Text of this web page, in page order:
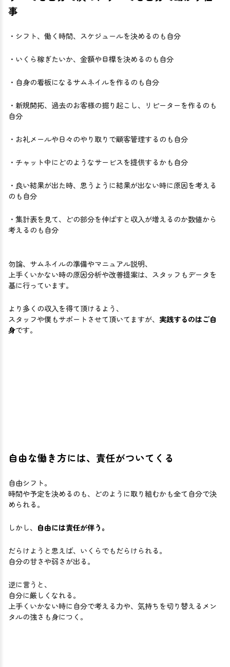
事
・シフト、働く時間、スケジュールを決めるのも自分
・いくら稼ぎたいか、金額や目標を決めるのも自分
・自身の看板になるサムネイルを作るのも自分
・新規開拓、過去のお客様の掘り起こし、リピーターを作るのも
自分
・お礼メールや日々のやり取りで顧客管理するのも自分
・チャット中にどのようなサービスを提供するかも自分
・良い結果が出た時、思うように結果が出ない時に原因を考える
のも自分
・集計表を見て、どの部分を伸ばすと収入が増えるのか数値から
考えるのも自分
勿論、サムネイルの準備やマニュアル説明、
上手くいかない時の原因分析や改善提案は、スタッフもデータを
基に行っています。
より多くの収入を得て頂けるよう、
スタッフや僕もサポートさせて頂いてますが、 実践するのはご自
身です。
自由な働き方には、責任がついてくる
自由シフト。
時間や予定を決めるのも、どのように取り組むかも全て自分で決
められる。
しかし、 自由には責任が伴う。
だらけようと思えば、いくらでもだらけられる。
自分の甘さや弱さが出る。
逆に言うと、
自分に厳しくなれる。
上手くいかない時に自分で考える力や、気持ちを切り替えるメン
タルの強さも身につく。